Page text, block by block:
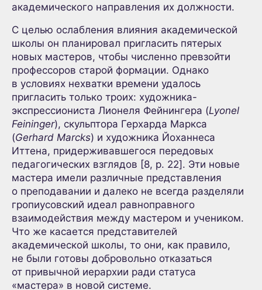
академического направления их должности.
С целью ослабления влияния академической
школы он планировал пригласить пятерых
новых мастеров, чтобы численно превзойти
профессоров старой формации. Однако
в условиях нехватки времени удалось
пригласить только троих: художника-
экспрессиониста Лионеля Фейнингера (Lyonel
Feininger), скульптора Герхарда Маркса
(Gerhard Marcks) и художника Йоханнеса
Иттена, придерживавшегося передовых
педагогических взглядов [8, p. 22]. Эти новые
мастера имели различные представления
о преподавании и далеко не всегда разделяли
гропиусовский идеал равноправного
взаимодействия между мастером и учеником.
Что же касается представителей
академической школы, то они, как правило,
не были готовы добровольно отказаться
от привычной иерархии ради статуса
«мастера» в новой системе.